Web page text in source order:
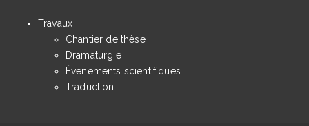
Travaux
Chantier de thèse
Dramaturgie
Événements scientifiques
Traduction